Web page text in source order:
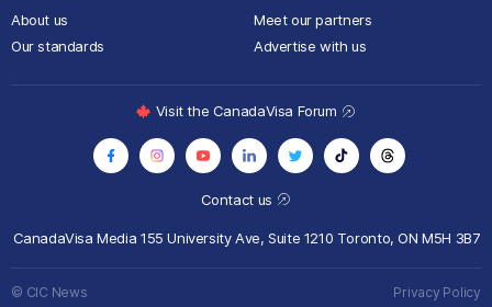
About us
Our standards
Meet our partners
Advertise with us
Contact us
CanadaVisa Media 155 University Ave, Suite 1210 Toronto, ON M5H 3B7
Visit the CanadaVisa Forum
© CIC News Privacy Policy